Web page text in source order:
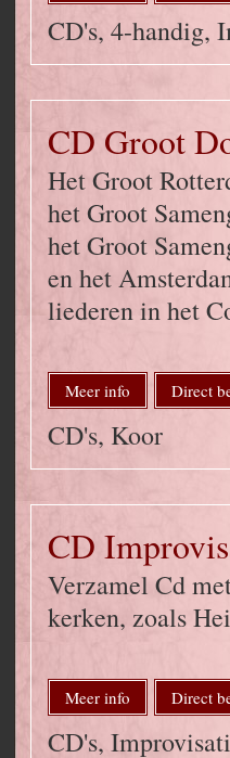
CD's, 4-handig,
CD Groot
Het Groot
het Groot
het Groot
en het
liederen in het
Meer info Direct
CD's, Koor
CD
Verzamel Cd
kerken, zoals
Meer info Direct
CD's,